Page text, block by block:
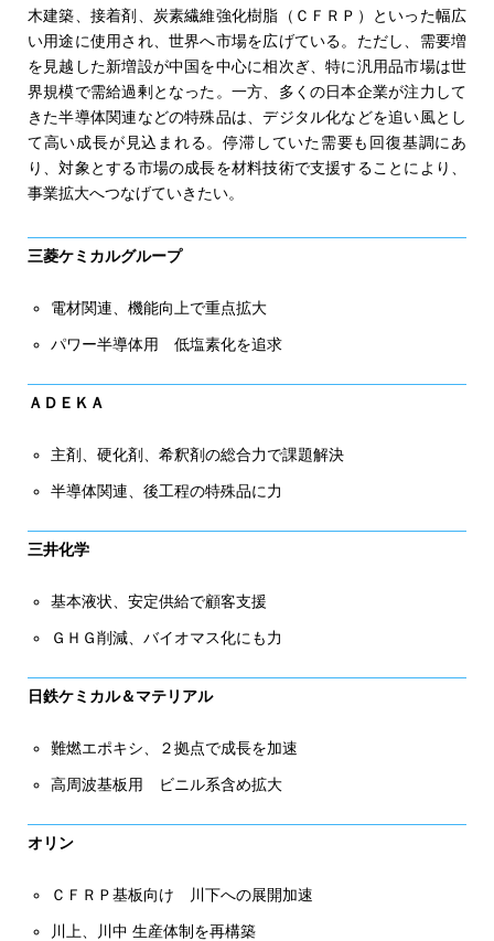
用樹脂、粘着・接着剤用樹脂、ＩｏＴを支える電子材料な
どの身近な暮らしへ貢献する製品を展開している。近年は
電子材料分野向けの高付加価値製品として、光硬化型樹脂
や半導体関連先端材料、ハードディスク向け精密研磨剤で
利益を伸ばす。 しかし、23年と24年は２期連続の赤字
となった。コロナ禍での急速な需要増加に対する反動で、
電子材料分野向け製品の需要が低迷したこと、そしてロシ
アによるウクライナ侵攻によって欧州でのエネルギー事情
ーバル戦略を変更せざるをえなかったことが要因だ。
木建築、接着剤、炭素繊維強化樹脂（ＣＦＲＰ）といった幅広
い用途に使用され、世界へ市場を広げている。ただし、需要増
を見越した新増設が中国を中心に相次ぎ、特に汎用品市場は世
界規模で需給過剰となった。一方、多くの日本企業が注力して
きた半導体関連などの特殊品は、デジタル化などを追い風とし
て高い成長が見込まれる。停滞していた需要も回復基調にあ
り、対象とする市場の成長を材料技術で支援することにより、
事業拡大へつなげていきたい。
三菱ケミカルグループ
電材関連、機能向上で重点拡大
パワー半導体用 低塩素化を追求
ＡＤＥＫＡ
主剤、硬化剤、希釈剤の総合力で課題解決
半導体関連、後工程の特殊品に力
三井化学
基本液状、安定供給で顧客支援
ＧＨＧ削減、バイオマス化にも力
日鉄ケミカル＆マテリアル
難燃エポキシ、２拠点で成長を加速
高周波基板用 ビニル系含め拡大
オリン
ＣＦＲＰ基板向け 川下への展開加速
川上、川中 生産体制を再構築